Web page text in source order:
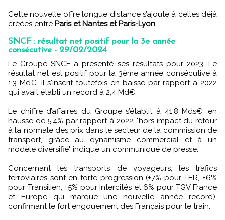
Cette nouvelle offre longue distance s’ajoute à celles déjà
créées entre Paris et Nantes et Paris-Lyon.
SNCF : résultat net positif pour la 3e année
consécutive - 29/02/2024
Le Groupe SNCF a présenté ses résultats pour 2023. Le
résultat net est positif pour la 3ème année consécutive à
1,3 Md€. Il s'inscrit toutefois en baisse par rapport à 2022
qui avait établi un record à 2,4 Md€.
Le chiffre d’affaires du Groupe s’établit à 41,8 Mds€, en
hausse de 5,4% par rapport à 2022, "hors impact du retour
à la normale des prix dans le secteur de la commission de
transport, grâce au dynamisme commercial et à un
modèle diversifié" indique un communiqué de presse.
Concernant les transports de voyageurs, les trafics
ferroviaires sont en forte progression (+7% pour TER, +6%
pour Transilien, +5% pour Intercités et 6% pour TGV France
et Europe qui marque une nouvelle année record),
confirmant le fort engouement des Français pour le train.